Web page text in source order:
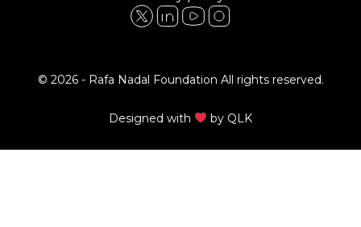
© 2026 - Rafa Nadal Foundation All rights reserved.
Designed with by QLK